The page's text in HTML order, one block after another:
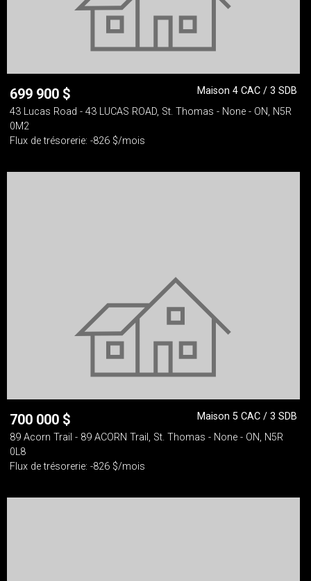
699 900 $
Maison 4 CAC / 3 SDB
43 Lucas Road - 43 LUCAS ROAD, St. Thomas - None - ON, N5R
0M2
Flux de trésorerie: -826 $/mois
700 000 $
Maison 5 CAC / 3 SDB
89 Acorn Trail - 89 ACORN Trail, St. Thomas - None - ON, N5R
0L8
Flux de trésorerie: -826 $/mois